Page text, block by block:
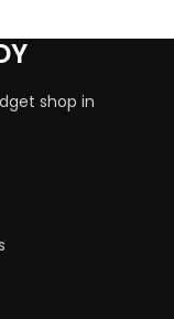
shop in